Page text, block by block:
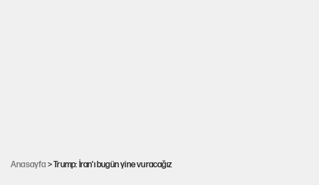
Anasayfa > Trump: İran'ı bugün yine vuracağız